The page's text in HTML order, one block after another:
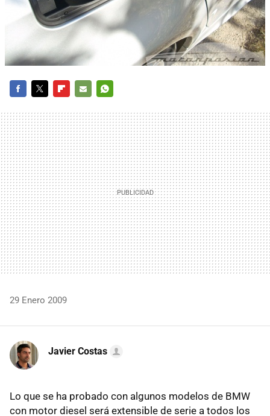
MAIL
29 Enero 2009
Javier Costas
Lo que se ha probado con algunos modelos de BMW
con motor diesel será extensible de serie a todos los